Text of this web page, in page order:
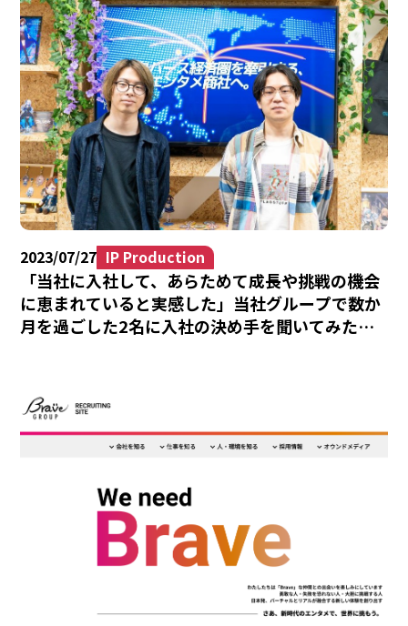
2023/07/27 IP Production
「当社に入社して、あらためて成長や挑戦の機会
に恵まれていると実感した」当社グループで数か
月を過ごした2名に入社の決め手を聞いてみた